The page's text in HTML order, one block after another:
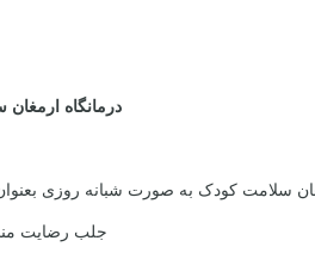
درمانگاه
سلامت کودک به صورت شبانه روزی
جلب رضایت